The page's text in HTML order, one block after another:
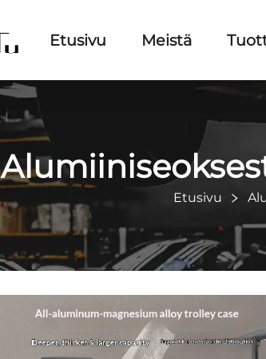
Etusivu Meistä
Etusivu